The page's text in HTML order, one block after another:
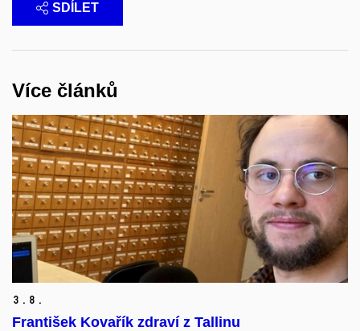
SDÍLET
Více článků
3. 8.
František Kovařík zdraví z Tallinu